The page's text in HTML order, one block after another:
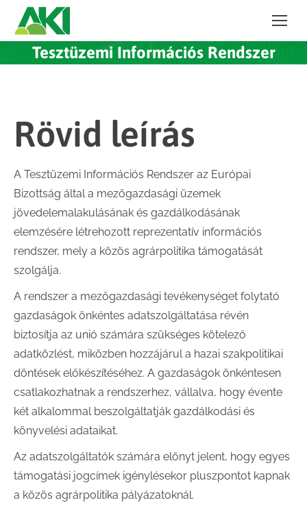
Tesztüzemi Információs Rendszer
Rövid leírás
A Tesztüzemi Információs Rendszer az Európai
Bizottság által a mezőgazdasági üzemek
jövedelemalakulásának és gazdálkodásának
elemzésére létrehozott reprezentatív információs
rendszer, mely a közös agrárpolitika támogatását
szolgálja.
A rendszer a mezőgazdasági tevékenységet folytató
gazdaságok önkéntes adatszolgáltatása révén
biztosítja az unió számára szükséges kötelező
adatközlést, miközben hozzájárul a hazai szakpolitikai
döntések előkészítéséhez. A gazdaságok önkéntesen
csatlakozhatnak a rendszerhez, vállalva, hogy évente
két alkalommal beszolgáltatják gazdálkodási és
könyvelési adataikat.
Az adatszolgáltatók számára előnyt jelent, hogy egyes
támogatási jogcímek igénylésekor pluszpontot kapnak
a közös agrárpolitika pályázatoknál.